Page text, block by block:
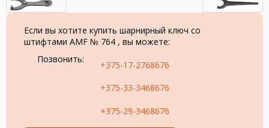
Если вы хотите купить шарнирный ключ со
штифтами AMF № 764 , вы можете:
Позвонить:
+375-17-2768676
+375-33-3468676
+375-29-3468676